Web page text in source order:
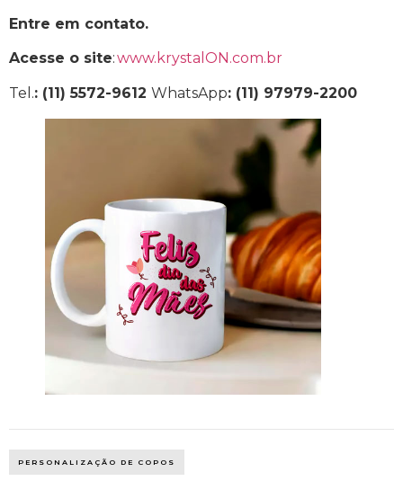
Entre em contato.
Acesse o site:www.krystalON.com.br
Tel.: (11) 5572-9612 WhatsApp: (11) 97979-2200
PERSONALIZAÇÃO DE COPOS